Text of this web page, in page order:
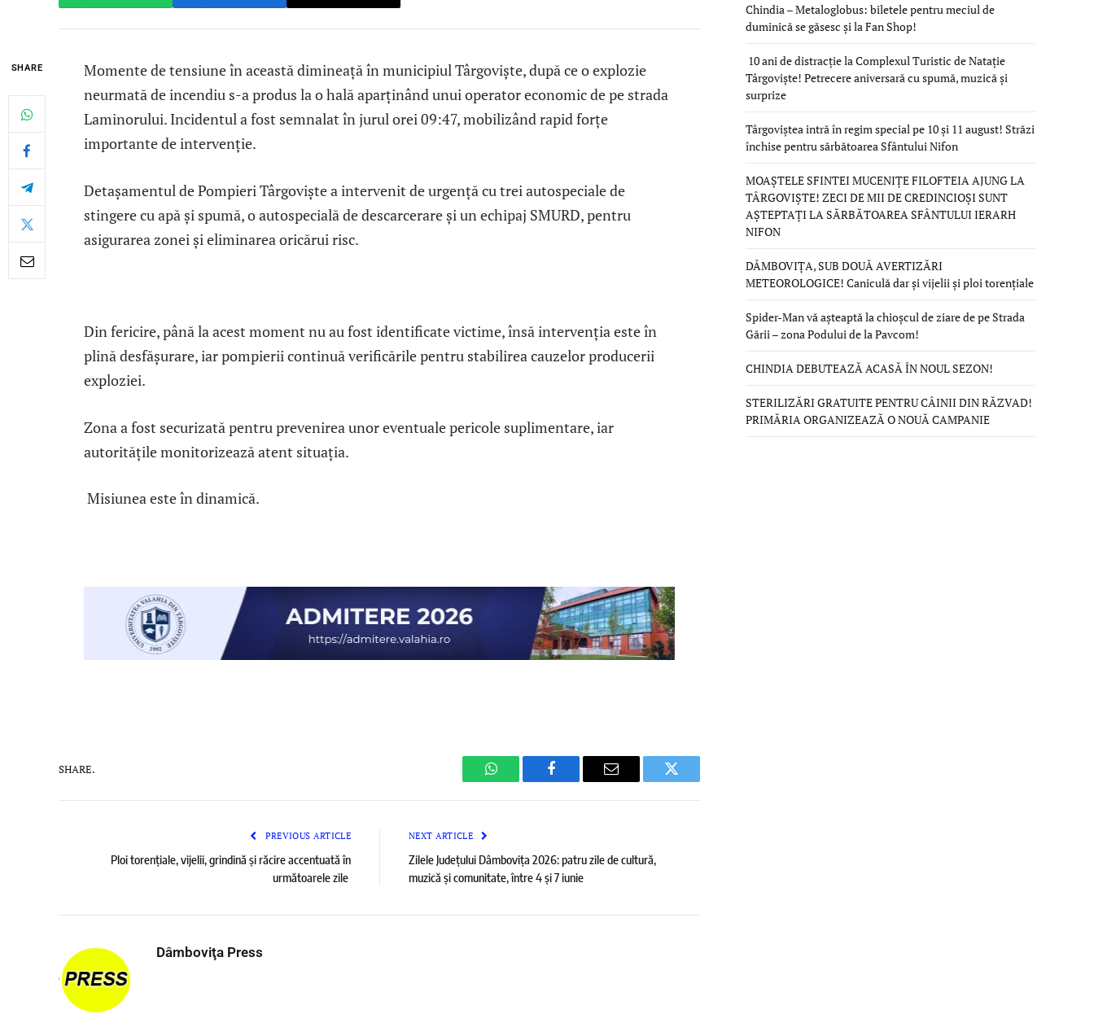
SHARE
Momente de tensiune în această dimineață în municipiul Târgoviște, după ce o explozie
neurmată de incendiu s-a produs la o hală aparținând unui operator economic de pe strada
Laminorului. Incidentul a fost semnalat în jurul orei 09:47, mobilizând rapid forțe
importante de intervenție.
Detașamentul de Pompieri Târgoviște a intervenit de urgență cu trei autospeciale de
stingere cu apă și spumă, o autospecială de descarcerare și un echipaj SMURD, pentru
asigurarea zonei și eliminarea oricărui risc.
Din fericire, până la acest moment nu au fost identificate victime, însă intervenția este în
plină desfășurare, iar pompierii continuă verificările pentru stabilirea cauzelor producerii
exploziei.
Zona a fost securizată pentru prevenirea unor eventuale pericole suplimentare, iar
autoritățile monitorizează atent situația.
Misiunea este în dinamică.
SHARE.
WhatsAppFacebook Email Twitter
PREVIOUS ARTICLE
Ploi torențiale, vijelii, grindină și răcire accentuată în
următoarele zile
NEXT ARTICLE
Zilele Județului Dâmbovița 2026: patru zile de cultură,
muzică și comunitate, între 4 și 7 iunie
Dâmboviţa Press
Chindia – Metaloglobus: biletele pentru meciul de
duminică se găsesc și la Fan Shop!
10 ani de distracție la Complexul Turistic de Natație
Târgoviște! Petrecere aniversară cu spumă, muzică și
surprize
Târgoviștea intră în regim special pe 10 și 11 august! Străzi
închise pentru sărbătoarea Sfântului Nifon
MOAȘTELE SFINTEI MUCENIȚE FILOFTEIA AJUNG LA
TÂRGOVIȘTE! ZECI DE MII DE CREDINCIOȘI SUNT
AȘTEPTAȚI LA SĂRBĂTOAREA SFÂNTULUI IERARH
NIFON
DÂMBOVIȚA, SUB DOUĂ AVERTIZĂRI
METEOROLOGICE! Caniculă dar și vijelii și ploi torențiale
Spider-Man vă așteaptă la chioșcul de ziare de pe Strada
Gării – zona Podului de la Pavcom!
CHINDIA DEBUTEAZĂ ACASĂ ÎN NOUL SEZON!
STERILIZĂRI GRATUITE PENTRU CÂINII DIN RĂZVAD!
PRIMĂRIA ORGANIZEAZĂ O NOUĂ CAMPANIE